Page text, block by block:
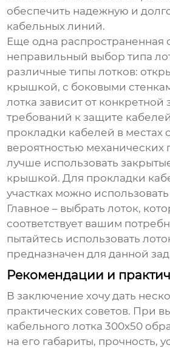
обеспечить надежную и
кабельных линий.
Еще одна распространенная
неправильный выбор типа
различные типы лотков:
крышкой, с боковыми
лотка зависит от конкретной
требований к защите
прокладки кабелей в местах
вероятностью
лучше использовать
крышкой. Для прокладки
участках можно
Главное – выбрать лоток,
соответствует вашим
пытайтесь использовать
предназначен для данной
Рекомендации и
В заключение хочу дать
практических советов. При
кабельного лотка 300х50
на его габариты, прочность,